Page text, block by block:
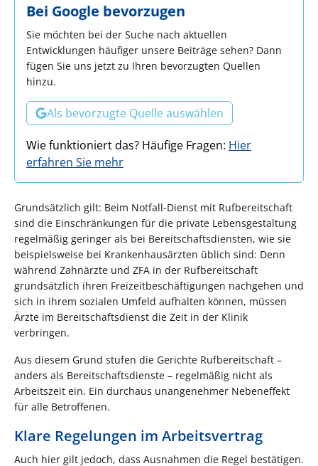
Bei Google bevorzugen
Sie möchten bei der Suche nach aktuellen
Entwicklungen häufiger unsere Beiträge sehen? Dann
fügen Sie uns jetzt zu Ihren bevorzugten Quellen
hinzu.
Als bevorzugte Quelle auswählen
Wie funktioniert das? Häufige Fragen: Hier
erfahren Sie mehr
Grundsätzlich gilt: Beim Notfall-Dienst mit Rufbereitschaft
sind die Einschränkungen für die private Lebensgestaltung
regelmäßig geringer als bei Bereitschaftsdiensten, wie sie
beispielsweise bei Krankenhausärzten üblich sind: Denn
während Zahnärzte und ZFA in der Rufbereitschaft
grundsätzlich ihren Freizeitbeschäftigungen nachgehen und
sich in ihrem sozialen Umfeld aufhalten können, müssen
Ärzte im Bereitschaftsdienst die Zeit in der Klinik
verbringen.
Aus diesem Grund stufen die Gerichte Rufbereitschaft –
anders als Bereitschaftsdienste – regelmäßig nicht als
Arbeitszeit ein. Ein durchaus unangenehmer Nebeneffekt
für alle Betroffenen.
Klare Regelungen im Arbeitsvertrag
Auch hier gilt jedoch, dass Ausnahmen die Regel bestätigen.